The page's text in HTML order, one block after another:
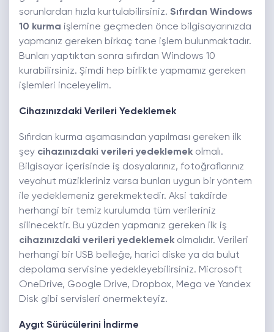
sorunlardan hızla kurtulabilirsiniz. Sıfırdan Windows
10 kurma işlemine geçmeden önce bilgisayarınızda
yapmanız gereken birkaç tane işlem bulunmaktadır.
Bunları yaptıktan sonra sıfırdan Windows 10
kurabilirsiniz. Şimdi hep birlikte yapmamız gereken
işlemleri inceleyelim.
Cihazınızdaki Verileri Yedeklemek
Sıfırdan kurma aşamasından yapılması gereken ilk
şey cihazınızdaki verileri yedeklemek olmalı.
Bilgisayar içerisinde iş dosyalarınız, fotoğraflarınız
veyahut müzikleriniz varsa bunları uygun bir yöntem
ile yedeklemeniz gerekmektedir. Aksi takdirde
herhangi bir temiz kurulumda tüm verileriniz
silinecektir. Bu yüzden yapmanız gereken ilk iş
cihazınızdaki verileri yedeklemek olmalıdır. Verileri
herhangi bir USB belleğe, harici diske ya da bulut
depolama servisine yedekleyebilirsiniz. Microsoft
OneDrive, Google Drive, Dropbox, Mega ve Yandex
Disk gibi servisleri önermekteyiz.
Aygıt Sürücülerini İndirme